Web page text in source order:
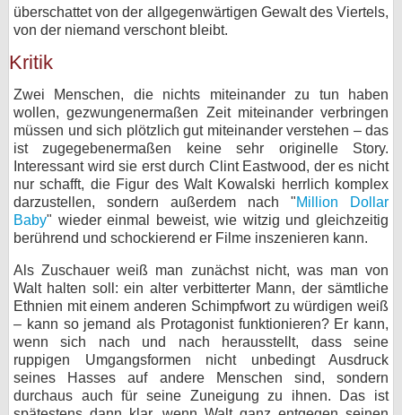
überschattet von der allgegenwärtigen Gewalt des Viertels,
von der niemand verschont bleibt.
Kritik
Zwei Menschen, die nichts miteinander zu tun haben
wollen, gezwungenermaßen Zeit miteinander verbringen
müssen und sich plötzlich gut miteinander verstehen – das
ist zugegebenermaßen keine sehr originelle Story.
Interessant wird sie erst durch Clint Eastwood, der es nicht
nur schafft, die Figur des Walt Kowalski herrlich komplex
darzustellen, sondern außerdem nach "Million Dollar
Baby" wieder einmal beweist, wie witzig und gleichzeitig
berührend und schockierend er Filme inszenieren kann.
Als Zuschauer weiß man zunächst nicht, was man von
Walt halten soll: ein alter verbitterter Mann, der sämtliche
Ethnien mit einem anderen Schimpfwort zu würdigen weiß
– kann so jemand als Protagonist funktionieren? Er kann,
wenn sich nach und nach herausstellt, dass seine
ruppigen Umgangsformen nicht unbedingt Ausdruck
seines Hasses auf andere Menschen sind, sondern
durchaus auch für seine Zuneigung zu ihnen. Das ist